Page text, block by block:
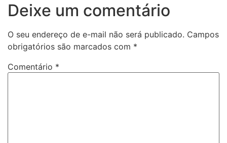
Deixe um comentário
O seu endereço de e-mail não será publicado. Campos
obrigatórios são marcados com *
Comentário *